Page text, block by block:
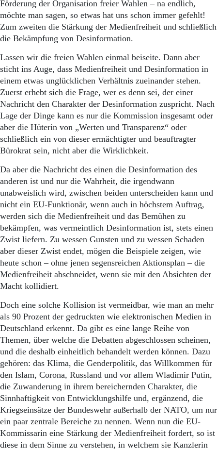
Förderung der Organisation freier Wahlen – na endlich,
möchte man sagen, so etwas hat uns schon immer gefehlt!
Zum zweiten die Stärkung der Medienfreiheit und schließlich
die Bekämpfung von Desinformation.
Lassen wir die freien Wahlen einmal beiseite. Dann aber
sticht ins Auge, dass Medienfreiheit und Desinformation in
einem etwas unglücklichen Verhältnis zueinander stehen.
Zuerst erhebt sich die Frage, wer es denn sei, der einer
Nachricht den Charakter der Desinformation zuspricht. Nach
Lage der Dinge kann es nur die Kommission insgesamt oder
aber die Hüterin von „Werten und Transparenz“ oder
schließlich ein von dieser ermächtigter und beauftragter
Bürokrat sein, nicht aber die Wirklichkeit.
Da aber die Nachricht des einen die Desinformation des
anderen ist und nur die Wahrheit, die irgendwann
unabweislich wird, zwischen beiden unterscheiden kann und
nicht ein EU-Funktionär, wenn auch in höchstem Auftrag,
werden sich die Medienfreiheit und das Bemühen zu
bekämpfen, was vermeintlich Desinformation ist, stets einen
Zwist liefern. Zu wessen Gunsten und zu wessen Schaden
aber dieser Zwist endet, mögen die Beispiele zeigen, wie
heute schon – ohne jenen segensreichen Aktionsplan – die
Medienfreiheit abschneidet, wenn sie mit den Absichten der
Macht kollidiert.
Doch eine solche Kollision ist vermeidbar, wie man an mehr
als 90 Prozent der gedruckten wie elektronischen Medien in
Deutschland erkennt. Da gibt es eine lange Reihe von
Themen, über welche die Debatten abgeschlossen scheinen,
und die deshalb einheitlich behandelt werden können. Dazu
gehören: das Klima, die Genderpolitik, das Willkommen für
den Islam, Corona, Russland und vor allem Wladimir Putin,
die Zuwanderung in ihrem bereichernden Charakter, die
Sinnhaftigkeit von Entwicklungshilfe und, ergänzend, die
Kriegseinsätze der Bundeswehr außerhalb der NATO, um nur
ein paar zentrale Bereiche zu nennen. Wenn nun die EU-
Kommissarin eine Stärkung der Medienfreiheit fordert, so ist
diese in dem Sinne zu verstehen, in welchem sie Kanzlerin